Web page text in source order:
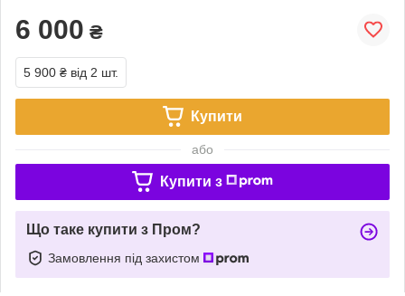
6 000 ₴
5 900 ₴ від 2 шт.
Купити
або
Купити з
Що таке купити з Пром?
Замовлення під захистом